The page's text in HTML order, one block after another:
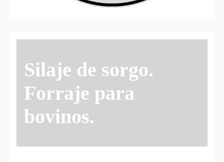
Silaje de sorgo.
Forraje para
bovinos.